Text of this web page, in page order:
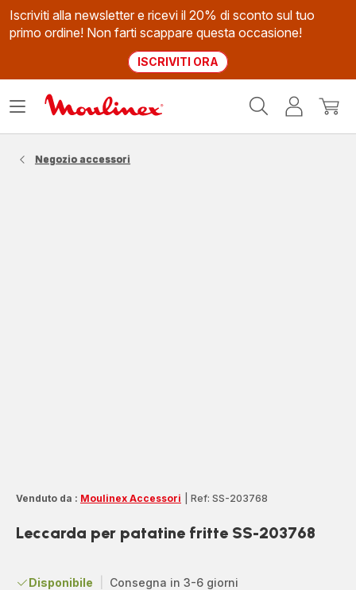
Iscriviti alla newsletter e ricevi il 20% di sconto sul tuo
primo ordine! Non farti scappare questa occasione!
ISCRIVITI ORA
Il
Apri
Negozio accessori
Venduto da : Moulinex Accessori Ref: SS-203768
Leccarda per patatine fritte SS-203768
Disponibile Consegna in 3-6 giorni